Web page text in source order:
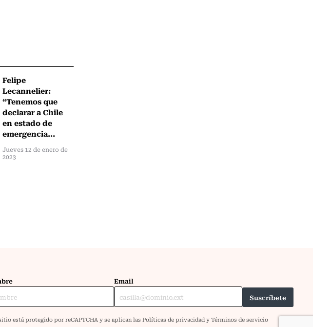
Felipe
Lecannelier:
“Tenemos que
declarar a Chile
en estado de
emergencia...
Jueves 12 de enero de
2023